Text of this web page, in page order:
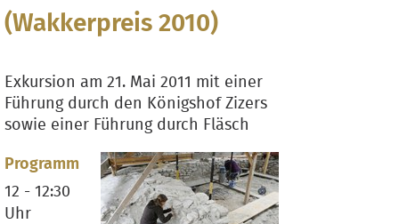
(Wakkerpreis 2010)
Exkursion am 21. Mai 2011 mit einer
Führung durch den Königshof Zizers
sowie einer Führung durch Fläsch
Programm
12 - 12:30
Uhr